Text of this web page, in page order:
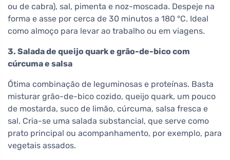
ou de cabra), sal, pimenta e noz-moscada. Despeje na
forma e asse por cerca de 30 minutos a 180 °C. Ideal
como almoço para levar ao trabalho ou em viagens.
3. Salada de queijo quark e grão-de-bico com
cúrcuma e salsa
Ótima combinação de leguminosas e proteínas. Basta
misturar grão-de-bico cozido, queijo quark, um pouco
de mostarda, suco de limão, cúrcuma, salsa fresca e
sal. Cria-se uma salada substancial, que serve como
prato principal ou acompanhamento, por exemplo, para
vegetais assados.